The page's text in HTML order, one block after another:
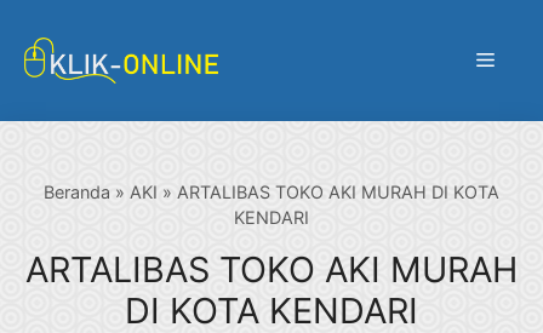
Menu
Beranda » AKI » ARTALIBAS TOKO AKI MURAH DI KOTA
KENDARI
ARTALIBAS TOKO AKI MURAH
DI KOTA KENDARI